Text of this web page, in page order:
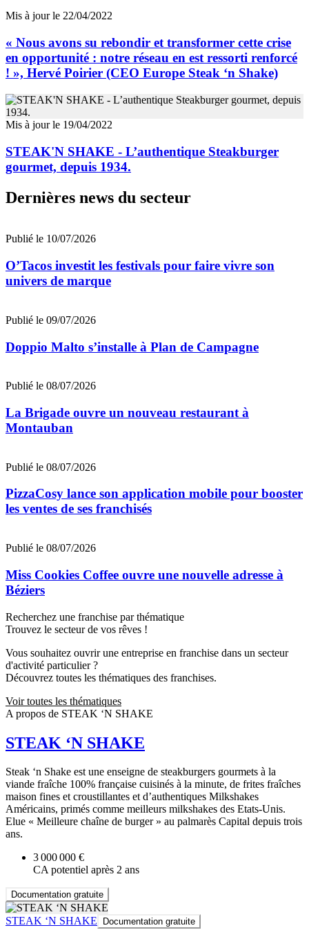
Mis à jour le 22/04/2022
« Nous avons su rebondir et transformer cette crise
en opportunité : notre réseau en est ressorti renforcé
! », Hervé Poirier (CEO Europe Steak ‘n Shake)
Mis à jour le 19/04/2022
STEAK'N SHAKE - L’authentique Steakburger
gourmet, depuis 1934.
Dernières news du secteur
Publié le 10/07/2026
O’Tacos investit les festivals pour faire vivre son
univers de marque
Publié le 09/07/2026
Doppio Malto s’installe à Plan de Campagne
Publié le 08/07/2026
La Brigade ouvre un nouveau restaurant à
Montauban
Publié le 08/07/2026
PizzaCosy lance son application mobile pour booster
les ventes de ses franchisés
Publié le 08/07/2026
Miss Cookies Coffee ouvre une nouvelle adresse à
Béziers
Recherchez une franchise par thématique
Trouvez le secteur de vos rêves !
Vous souhaitez ouvrir une entreprise en franchise dans un secteur
d'activité particulier ?
Découvrez toutes les thématiques des franchises.
Voir toutes les thématiques
A propos de STEAK ‘N SHAKE
STEAK ‘N SHAKE
Steak ‘n Shake est une enseigne de steakburgers gourmets à la
viande fraîche 100% française cuisinés à la minute, de frites fraîches
maison fines et croustillantes et d’authentiques Milkshakes
Américains, primés comme meilleurs milkshakes des Etats-Unis.
Elue « Meilleure chaîne de burger » au palmarès Capital depuis trois
ans.
3 000 000 €
CA potentiel après 2 ans
Documentation gratuite
STEAK ‘N SHAKE Documentation gratuite